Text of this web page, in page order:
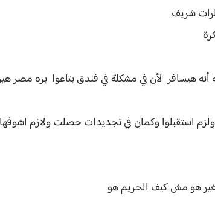
شريف
هيسافر لأن في مشكلة في فندق بتاعوا بره مصر
استقبلوا وكمان في تجديدات حصلت ولازم
هو مش كيف الحريم هو